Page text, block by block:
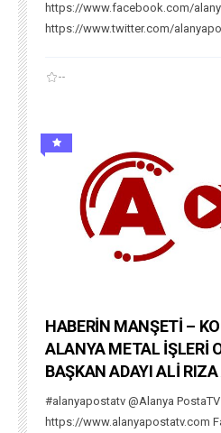
https://www.facebook.com/
https://www.twitter.com/
--
HABERİN MANŞETİ –
ALANYA METAL İŞLERİ
BAŞKAN ADAYI ALİ
#alanyapostatv @Alanya
https://www.alanyapostatv.com